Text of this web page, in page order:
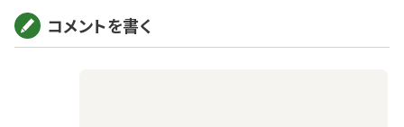
コメントを書く